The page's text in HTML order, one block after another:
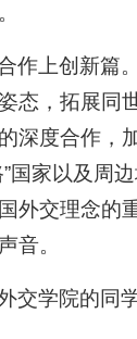
作上创新篇
态，拓展同
深度合作，
国家以及周
外交理念的
音。
交学院的同